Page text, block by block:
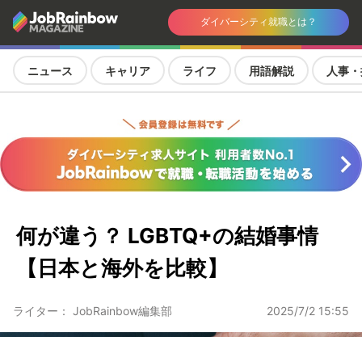
ダイバーシティ就職とは？
ニュース キャリア ライフ 用語解説 人事
何が違う？ LGBTQ+の結婚事情
【日本と海外を比較】
ライター： JobRainbow編集部 2025/7/2 15:55